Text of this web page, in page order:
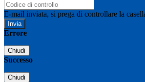
E-mail inviata, si prega di controllare la
Errore
Chiudi
Successo
Chiudi